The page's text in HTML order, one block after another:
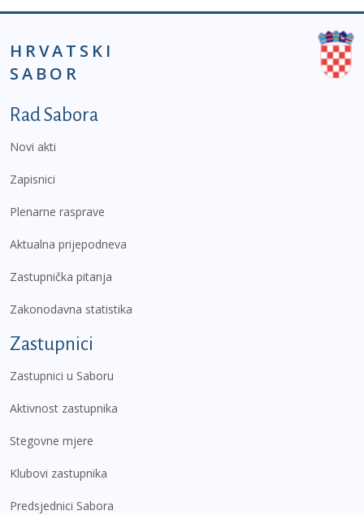
HRVATSKI
SABOR
Podnožje prvi izbornik
Rad Sabora
Novi akti
Zapisnici
Plenarne rasprave
Aktualna prijepodneva
Zastupnička pitanja
Zakonodavna statistika
Zastupnici
Zastupnici u Saboru
Aktivnost zastupnika
Stegovne mjere
Klubovi zastupnika
Predsjednici Sabora